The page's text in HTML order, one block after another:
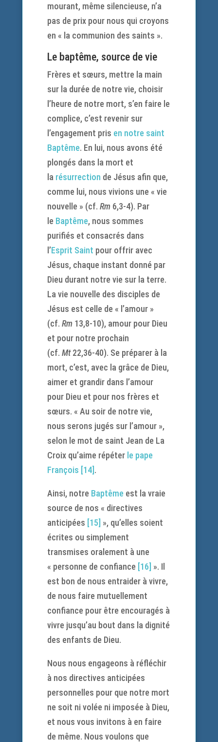
mourant, même silencieuse, n’a
pas de prix pour nous qui croyons
en « la communion des saints ».
Le baptême, source de vie
Frères et sœurs, mettre la main
sur la durée de notre vie, choisir
l’heure de notre mort, s’en faire le
complice, c’est revenir sur
l’engagement pris en notre saint
Baptême. En lui, nous avons été
plongés dans la mort et
la résurrection de Jésus afin que,
comme lui, nous vivions une « vie
nouvelle » (cf.Rm 6,3-4). Par
le Baptême, nous sommes
purifiés et consacrés dans
l’Esprit Saint pour offrir avec
Jésus, chaque instant donné par
Dieu durant notre vie sur la terre.
La vie nouvelle des disciples de
Jésus est celle de « l’amour »
(cf.Rm 13,8-10), amour pour Dieu
et pour notre prochain
(cf.Mt22,36-40). Se préparer à la
mort, c’est, avec la grâce de Dieu,
aimer et grandir dans l’amour
pour Dieu et pour nos frères et
sœurs. « Au soir de notre vie,
nous serons jugés sur l’amour »,
selon le mot de saint Jean de La
Croix qu’aime répéter le pape
François [14].
Ainsi, notre Baptême est la vraie
source de nos « directives
anticipées [15] », qu’elles soient
écrites ou simplement
transmises oralement à une
« personne de confiance [16] ». Il
est bon de nous entraider à vivre,
de nous faire mutuellement
confiance pour être encouragés à
vivre jusqu’au bout dans la dignité
des enfants de Dieu.
Nous nous engageons à réfléchir
à nos directives anticipées
personnelles pour que notre mort
ne soit ni volée ni imposée à Dieu,
et nous vous invitons à en faire
de même. Nous voulons que